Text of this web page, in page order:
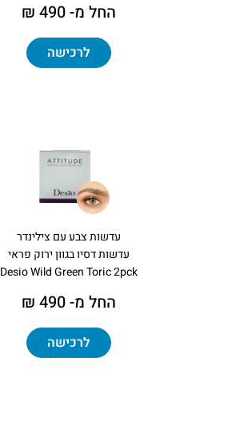
החל מ- 490 ₪
לרכישה
עדשות צבע עם צילינדר
עדשות דסיו בגוון ירוק פראי
Desio Wild Green Toric 2pck
החל מ- 490 ₪
לרכישה